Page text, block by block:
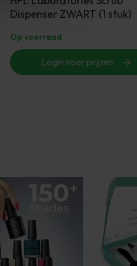
Dispenser ZWART (1 stuk)
Op voorraad
Login voor prijzen